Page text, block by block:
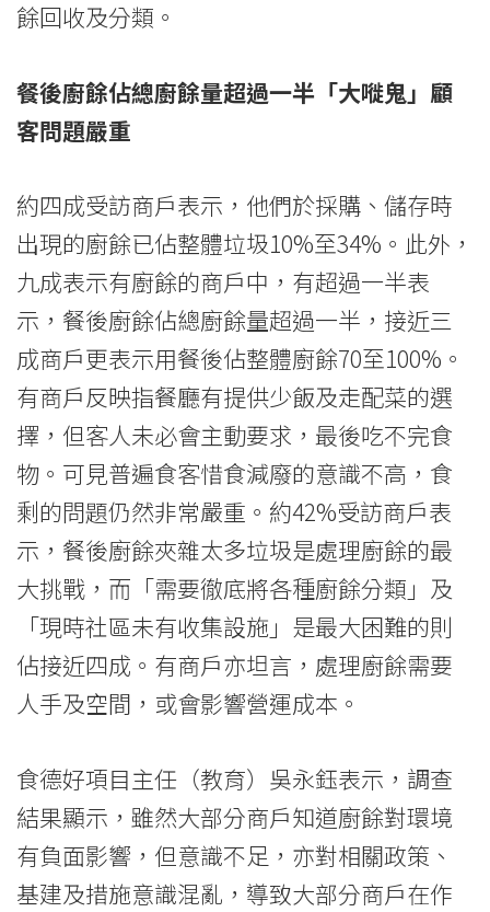
餘回收及分類。
餐後廚餘佔總廚餘量超過一半「大嘥鬼」顧
客問題嚴重
約四成受訪商戶表示，他們於採購、儲存時
出現的廚餘已佔整體垃圾10%至34%。此外，
九成表示有廚餘的商戶中，有超過一半表
示，餐後廚餘佔總廚餘量超過一半，接近三
成商戶更表示用餐後佔整體廚餘70至100%。
有商戶反映指餐廳有提供少飯及走配菜的選
擇，但客人未必會主動要求，最後吃不完食
物。可見普遍食客惜食減廢的意識不高，食
剩的問題仍然非常嚴重。約42%受訪商戶表
示，餐後廚餘夾雜太多垃圾是處理廚餘的最
大挑戰，而「需要徹底將各種廚餘分類」及
「現時社區未有收集設施」是最大困難的則
佔接近四成。有商戶亦坦言，處理廚餘需要
人手及空間，或會影響營運成本。
食德好項目主任（教育）吳永鈺表示，調查
結果顯示，雖然大部分商戶知道廚餘對環境
有負面影響，但意識不足，亦對相關政策、
基建及措施意識混亂，導致大部分商戶在作